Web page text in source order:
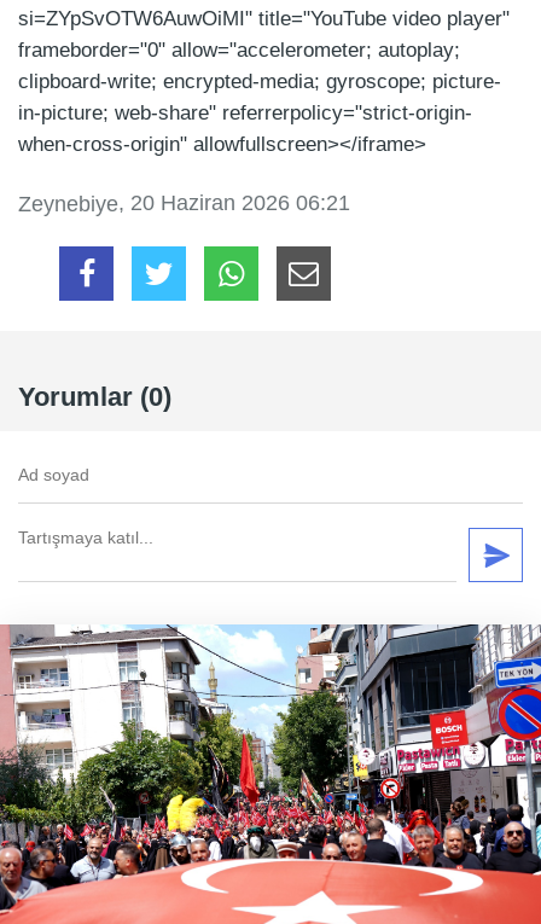
si=ZYpSvOTW6AuwOiMI" title="YouTube video player"
frameborder="0" allow="accelerometer; autoplay;
clipboard-write; encrypted-media; gyroscope; picture-
in-picture; web-share" referrerpolicy="strict-origin-
when-cross-origin" allowfullscreen></iframe>
Zeynebiye, 20 Haziran 2026 06:21
Yorumlar (0)